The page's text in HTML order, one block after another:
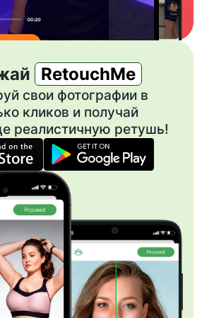
RetouchMe
свои фотографии в
кликов и получай
реалистичную ретушь!